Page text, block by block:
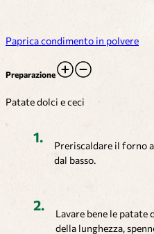
Paprica condimento in polvere
Preparazione
Patate dolci e ceci
Preriscaldare il forno
dal basso.
Lavare bene le patate
della lunghezza,